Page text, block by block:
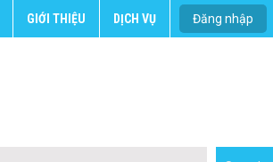
GIỚI THIỆU DỊCH VỤ Đăng nhập